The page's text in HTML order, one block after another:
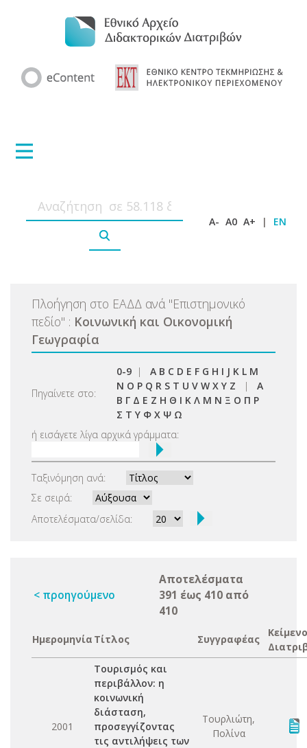
A- A0 A+ | EN
Πλοήγηση στο ΕΑΔΔ ανά "Επιστημονικό
πεδίο" : Κοινωνική και Οικονομική
Γεωγραφία
Πηγαίνετε στο:
0-9 | A B C D E F G H I J K L M
N O P Q R S T U V W X Y Z | Α
Β Γ Δ Ε Ζ Η Θ Ι Κ Λ Μ Ν Ξ Ο Π Ρ
Σ Τ Υ Φ Χ Ψ Ω
ή εισάγετε λίγα αρχικά γράμματα:
Ταξινόμηση ανά:
Σε σειρά:
Αποτελέσματα/σελίδα:
< προηγούμενο
Αποτελέσματα
391 έως 410 από
410
Ημερομηνία Τίτλος Συγγραφέας
Κείμενο
2001
Τουρισμός και
περιβάλλον: η
κοινωνική
διάσταση,
προσεγγίζοντας
τις αντιλήψεις των
Τουρλιώτη,
Πολίνα